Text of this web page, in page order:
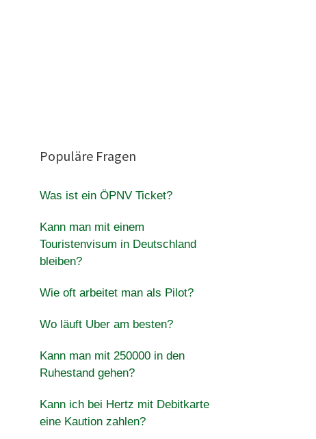
Populäre Fragen
Was ist ein ÖPNV Ticket?
Kann man mit einem
Touristenvisum in Deutschland
bleiben?
Wie oft arbeitet man als Pilot?
Wo läuft Uber am besten?
Kann man mit 250000 in den
Ruhestand gehen?
Kann ich bei Hertz mit Debitkarte
eine Kaution zahlen?